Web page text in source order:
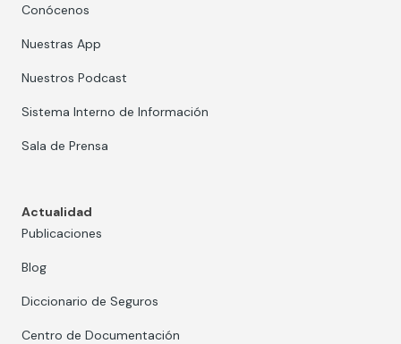
Conócenos
Nuestras App
Nuestros Podcast
Sistema Interno de Información
Sala de Prensa
Actualidad
Publicaciones
Blog
Diccionario de Seguros
Centro de Documentación